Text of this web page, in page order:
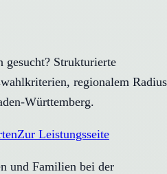
Strukturierte
regionalem Radius
Württemberg.
Zur Leistungsseite
und Familien bei der